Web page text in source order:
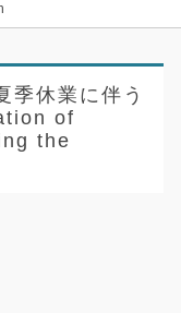
季休業に伴う
of
the